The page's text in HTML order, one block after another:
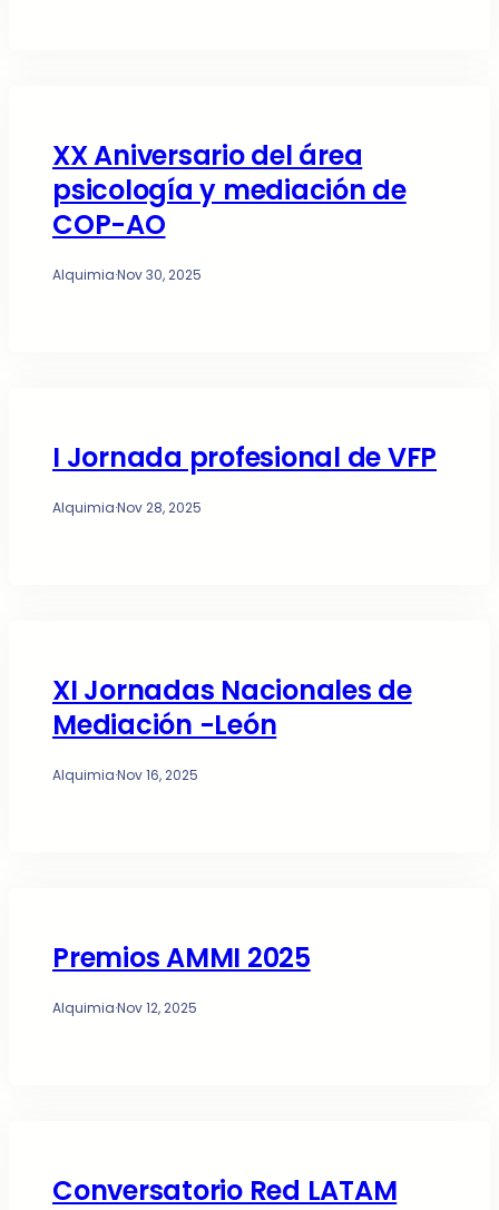
XX Aniversario del área
psicología y mediación de
COP-AO
Alquimia·Nov 30, 2025
I Jornada profesional de VFP
Alquimia·Nov 28, 2025
XI Jornadas Nacionales de
Mediación -León
Alquimia·Nov 16, 2025
Premios AMMI 2025
Alquimia·Nov 12, 2025
Conversatorio Red LATAM